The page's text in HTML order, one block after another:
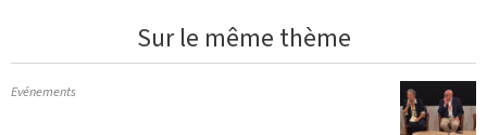
Sur le même thème
Evénements